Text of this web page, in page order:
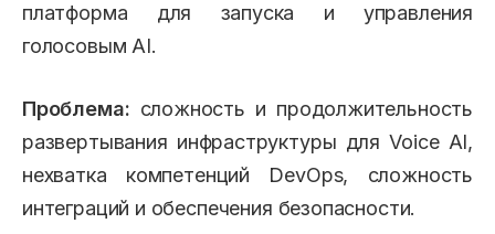
платформа для запуска и управления
голосовым AI.
Проблема: сложность и продолжительность
развертывания инфраструктуры для Voice AI,
нехватка компетенций DevOps, сложность
интеграций и обеспечения безопасности.